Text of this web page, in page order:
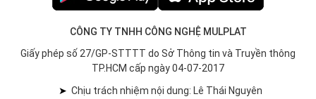
CÔNG TY TNHH CÔNG NGHỆ MULPLAT
Giấy phép số 27/GP-STTTT do Sở Thông tin và Truyền thông
TP.HCM cấp ngày 04-07-2017
➤ Chịu trách nhiệm nội dung: Lê Thái Nguyên